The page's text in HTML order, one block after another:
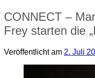
CONNECT –
Frey starten die
Veröffentlicht am 2. Juli